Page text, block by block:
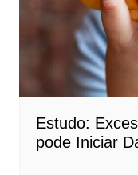
Estudo:
pode Iniciar